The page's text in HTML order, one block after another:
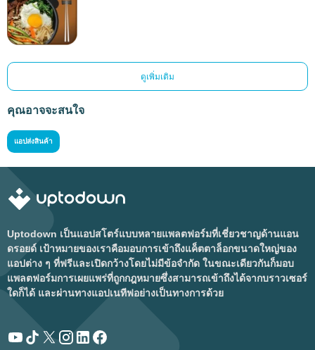
ดูเพิ่มเติม
คุณอาจจะสนใจ
แอปส่งสินค้า
Uptodown เป็นแอปสโตร์แบบหลายแพลตฟอร์มที่เชี่ยวชาญด้านแอน
ดรอยด์ เป้าหมายของเราคือมอบการเข้าถึงแค็ตตาล็อกขนาดใหญ่ของ
แอปต่าง ๆ ที่ฟรีและเปิดกว้างโดยไม่มีข้อจำกัด ในขณะเดียวกันก็มอบ
แพลตฟอร์มการเผยแพร่ที่ถูกกฎหมายซึ่งสามารถเข้าถึงได้จากบราวเซอร์
ใดก็ได้ และผ่านทางแอปเนทีฟอย่างเป็นทางการด้วย